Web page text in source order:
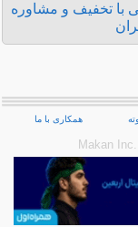
با تخفیف و مشاوره
همکاری با ما
Makan